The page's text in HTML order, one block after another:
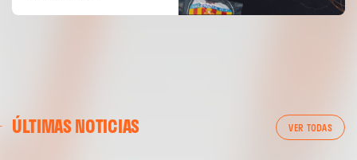
ÚLTIMAS NOTICIAS VER TODAS